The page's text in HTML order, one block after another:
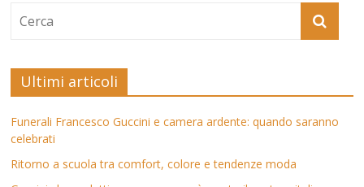
Ultimi articoli
Funerali Francesco Guccini e camera ardente: quando saranno
celebrati
Ritorno a scuola tra comfort, colore e tendenze moda